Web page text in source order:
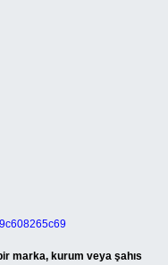
marka, kurum veya şahıs